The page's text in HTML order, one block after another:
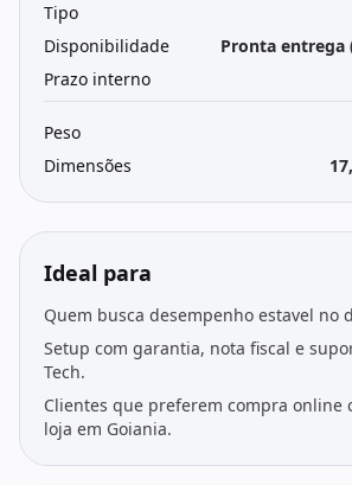
Tipo
Disponibilidade
Pronta entrega
Prazo interno
Peso
Dimensões
Ideal para
Quem busca desempenho estavel no
Setup com garantia, nota fiscal e
Tech.
Clientes que preferem compra online
loja em Goiania.